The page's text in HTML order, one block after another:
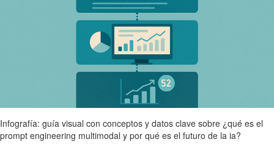
Infografía: guía visual con conceptos y datos clave sobre ¿qué es el
prompt engineering multimodal y por qué es el futuro de la ia?